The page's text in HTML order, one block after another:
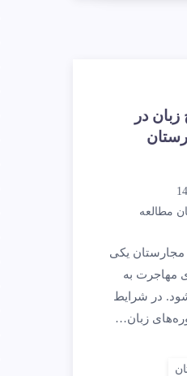
زبان در
مطالعه
مجارستان یکی
مهاجرت به
در شرایط
زبان…